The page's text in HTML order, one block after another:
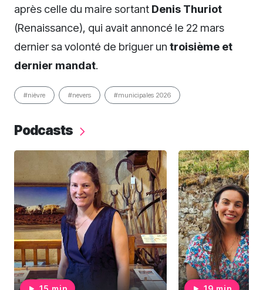
après celle du maire sortant Denis Thuriot
(Renaissance), qui avait annoncé le 22 mars
dernier sa volonté de briguer un troisième et
dernier mandat.
#nièvre #nevers #municipales 2026
Podcasts